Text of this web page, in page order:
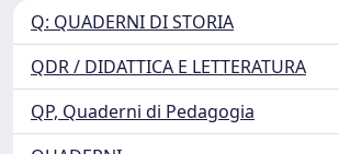
Q: QUADERNI DI STORIA
QDR / DIDATTICA E LETTERATURA
QP, Quaderni di Pedagogia